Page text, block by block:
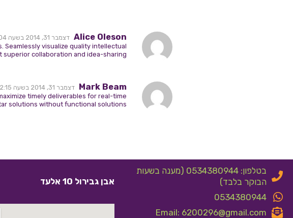
Alice Oleson דצמבר 31, 2014 בשעה 2:04 pm
visualize quality intellectual
superior collaboration and idea-sharing
Mark Beam דצמבר 31, 2014 בשעה 2:15 pm
timely deliverables for real-time
solutions without functional solutions
בטלפון: 0534380944 (מענה בשעות
הבוקר בלבד)
0534380944
Email: 6200296@gmail.com
אבן גבירול 10 אלעד